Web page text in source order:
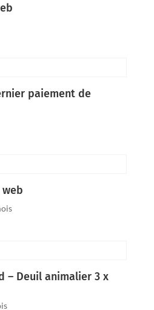
paiement de
– Deuil animalier 3 x